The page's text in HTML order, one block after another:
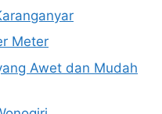
Meter
Awet dan Mudah